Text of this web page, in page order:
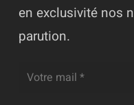
en exclusivité nos
parution.